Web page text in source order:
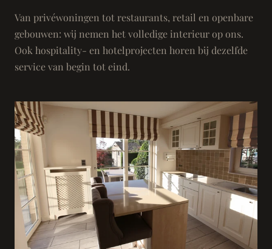
Van privéwoningen tot restaurants, retail en openbare
gebouwen: wij nemen het volledige interieur op ons.
Ook hospitality- en hotelprojecten horen bij dezelfde
service van begin tot eind.